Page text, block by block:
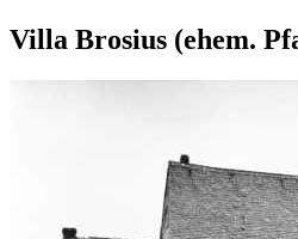
Villa Brosius (ehem.